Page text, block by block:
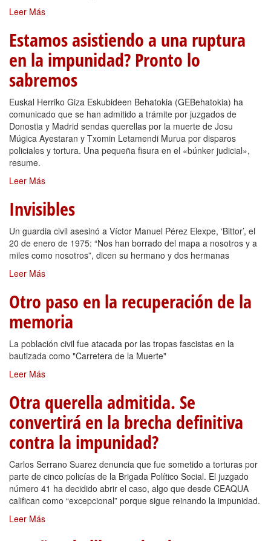
Leer Más
Estamos asistiendo a una ruptura
en la impunidad? Pronto lo
sabremos
Euskal Herriko Giza Eskubideen Behatokia (GEBehatokia) ha
comunicado que se han admitido a trámite por juzgados de
Donostia y Madrid sendas querellas por la muerte de Josu
Múgica Ayestaran y Txomin Letamendi Murua por disparos
policiales y tortura. Una pequeña fisura en el «búnker judicial»,
resume.
Leer Más
Invisibles
Un guardia civil asesinó a Víctor Manuel Pérez Elexpe, ‘Bittor’, el
20 de enero de 1975: “Nos han borrado del mapa a nosotros y a
miles como nosotros”, dicen su hermano y dos hermanas
Leer Más
Otro paso en la recuperación de la
memoria
La población civil fue atacada por las tropas fascistas en la
bautizada como "Carretera de la Muerte"
Leer Más
Otra querella admitida. Se
convertirá en la brecha definitiva
contra la impunidad?
Carlos Serrano Suarez denuncia que fue sometido a torturas por
parte de cinco policías de la Brigada Político Social. El juzgado
número 41 ha decidido abrir el caso, algo que desde CEAQUA
califican como “excepcional” porque sigue reinando la impunidad.
Leer Más